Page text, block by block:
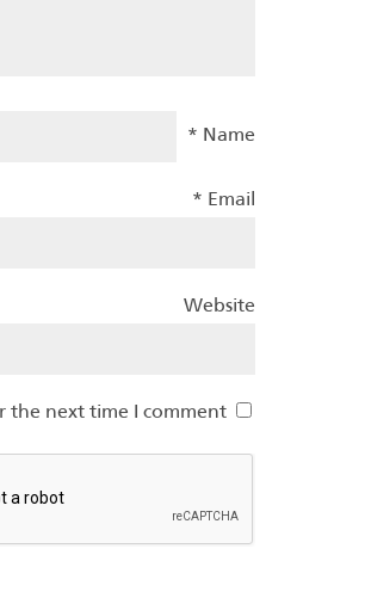
Name
*
Email
*
Website
the next time I comment.